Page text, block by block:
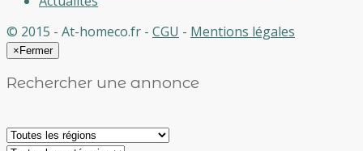
© 2015 - At-homeco.fr - CGU - Mentions légales
×Fermer
Rechercher une annonce